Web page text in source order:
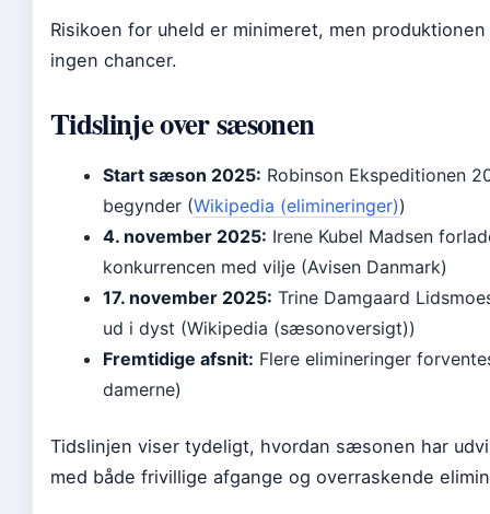
Risikoen for uheld er minimeret, men
ingen chancer.
Tidslinje over sæsonen
Start sæson 2025: Robinson Ekspeditionen
begynder (Wikipedia (elimineringer))
4. november 2025: Irene Kubel Madsen
konkurrencen med vilje (Avisen Danmark)
17. november 2025: Trine Damgaard
ud i dyst (Wikipedia (sæsonoversigt))
Fremtidige afsnit: Flere elimineringer
damerne)
Tidslinjen viser tydeligt, hvordan sæsonen har
med både frivillige afgange og overraskende